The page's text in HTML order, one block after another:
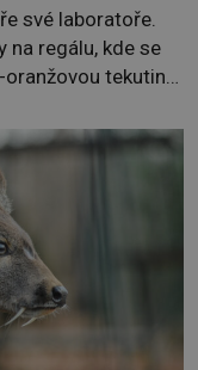
své laboratoře.
na regálu, kde se
tekutinu,
se skrývá
přídomek nemá